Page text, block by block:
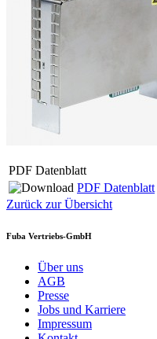
PDF Datenblatt
PDF Datenblatt
Zurück zur Übersicht
Fuba Vertriebs-GmbH
Über uns
AGB
Presse
Jobs und Karriere
Impressum